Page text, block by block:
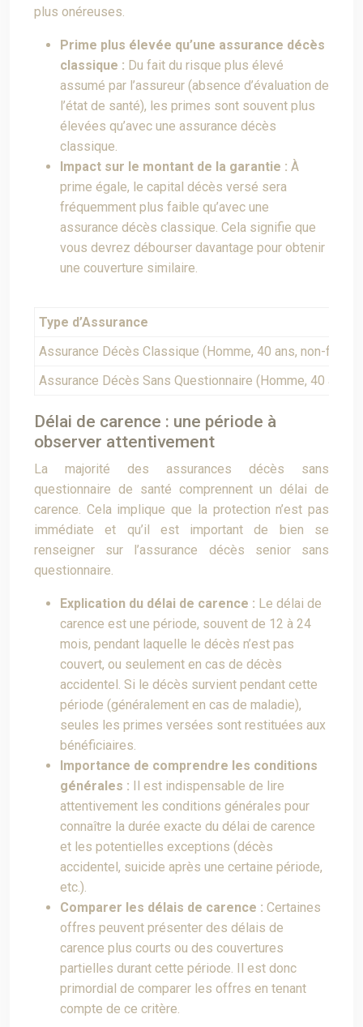
plus onéreuses.
Prime plus élevée qu’une assurance décès
classique : Du fait du risque plus élevé
assumé par l’assureur (absence d’évaluation de
l’état de santé), les primes sont souvent plus
élevées qu’avec une assurance décès
classique.
Impact sur le montant de la garantie : À
prime égale, le capital décès versé sera
fréquemment plus faible qu’avec une
assurance décès classique. Cela signifie que
vous devrez débourser davantage pour obtenir
une couverture similaire.
Type d’Assurance
Assurance Décès Classique (Homme, 40 ans, non-
Assurance Décès Sans Questionnaire (Homme, 40 ans)
Délai de carence : une période à
observer attentivement
La majorité des assurances décès sans
questionnaire de santé comprennent un délai de
carence. Cela implique que la protection n’est pas
immédiate et qu’il est important de bien se
renseigner sur l’assurance décès senior sans
questionnaire.
Explication du délai de carence : Le délai de
carence est une période, souvent de 12 à 24
mois, pendant laquelle le décès n’est pas
couvert, ou seulement en cas de décès
accidentel. Si le décès survient pendant cette
période (généralement en cas de maladie),
seules les primes versées sont restituées aux
bénéficiaires.
Importance de comprendre les conditions
générales : Il est indispensable de lire
attentivement les conditions générales pour
connaître la durée exacte du délai de carence
et les potentielles exceptions (décès
accidentel, suicide après une certaine période,
etc.).
Comparer les délais de carence : Certaines
offres peuvent présenter des délais de
carence plus courts ou des couvertures
partielles durant cette période. Il est donc
primordial de comparer les offres en tenant
compte de ce critère.